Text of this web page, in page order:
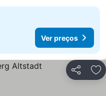
Ver preços
Partilhar